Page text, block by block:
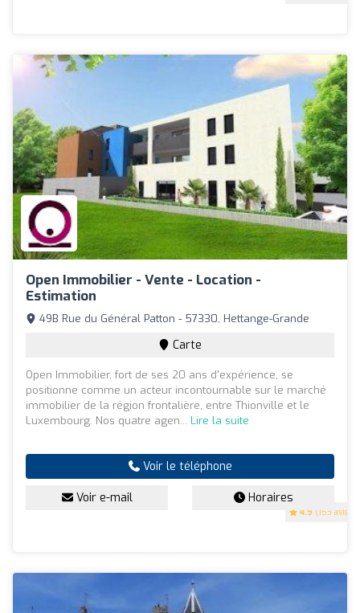
Open Immobilier - Vente - Location -
Estimation
4.9 (153 avis)
49B Rue du Général Patton - 57330, Hettange-Grande
Carte
Open Immobilier, fort de ses 20 ans d'expérience, se
positionne comme un acteur incontournable sur le marché
immobilier de la région frontalière, entre Thionville et le
Luxembourg. Nos quatre agen... Lire la suite
Voir le téléphone
Voir e-mail Horaires